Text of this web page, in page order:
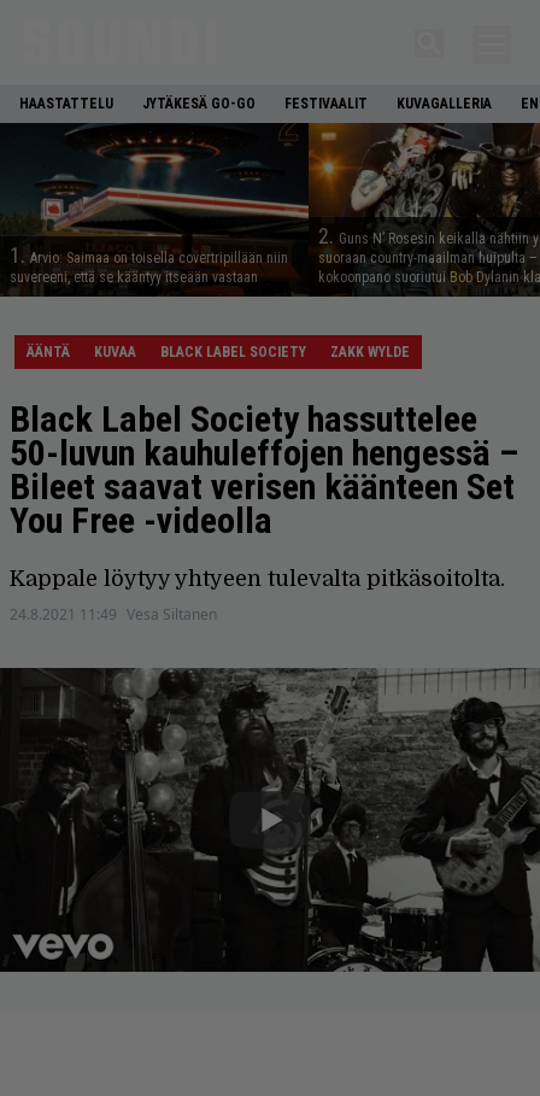
HAASTATTELU JYTÄKESÄ GO-GO FESTIVAALIT KUVAGALLERIA
1. Arvio: Saimaa on toisella covertripillään niin
suvereeni, että se kääntyy itseään vastaan
2. Guns N’ Rosesin keikalla nähtiin
suoraan country-maailman huipulta
kokoonpano suoriutui Bob Dylanin
ÄÄNTÄ KUVAA BLACK LABEL SOCIETY ZAKK WYLDE
Black Label Society hassuttelee
50-luvun kauhuleffojen hengessä –
Bileet saavat verisen käänteen Set
You Free -videolla
Kappale löytyy yhtyeen tulevalta pitkäsoitolta.
24.8.2021 11:49 Vesa Siltanen